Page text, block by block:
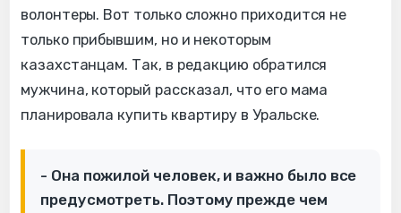
волонтеры. Вот только сложно приходится не
только прибывшим, но и некоторым
казахстанцам. Так, в редакцию обратился
мужчина, который рассказал, что его мама
планировала купить квартиру в Уральске.
- Она пожилой человек, и важно было все
предусмотреть. Поэтому прежде чем